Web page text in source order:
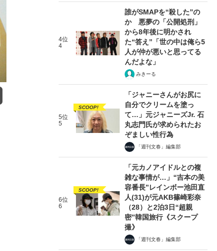
4位
4
誰がSMAPを“殺した”の
か 悪夢の「公開処刑」
から8年後に明かされ
た“答え”「世の中は俺ら5
人が仲が悪いと思ってる
んだよな」
みきーる
5位
5
SCOOP!
「ジャニーさんがお尻に
自分でクリームを塗っ
て…」元ジャニーズJr. 石
丸志門氏が求められたお
ぞましい性行為
「週刊文春」編集部
6位
6
SCOOP!
「元カノアイドルとの複
雑な事情が…」“吉本の美
容番長”レインボー池田直
人(31)が元AKB篠崎彩奈
（28）と2泊3日“超親
密”韓国旅行《スクープ
撮》
「週刊文春」編集部